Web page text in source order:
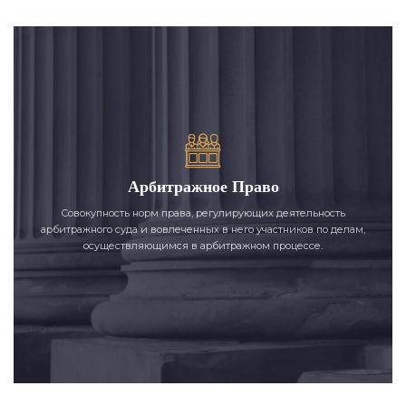
Арбитражное Право
Совокупность норм права, регулирующих деятельность
арбитражного суда и вовлеченных в него участников по делам,
осуществляющимся в арбитражном процессе.